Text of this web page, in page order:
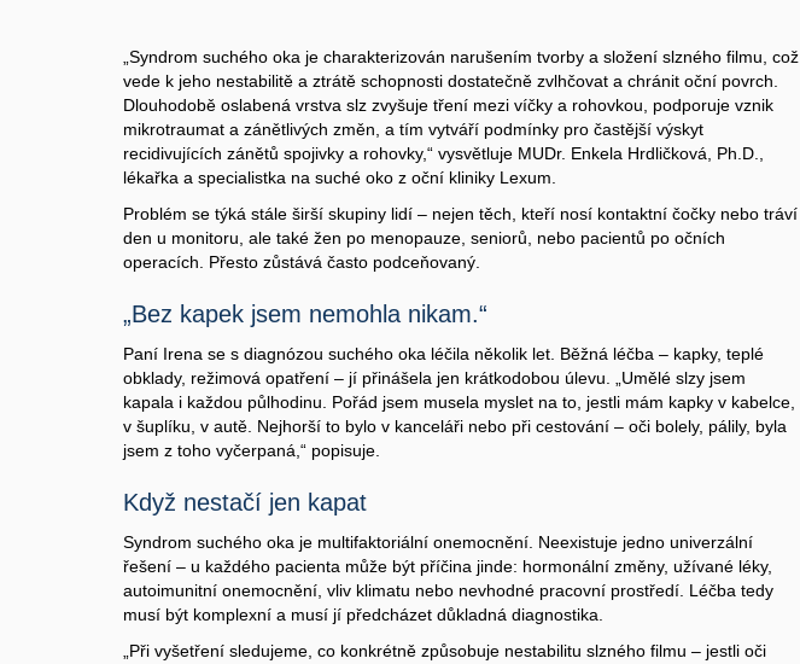
„Syndrom suchého oka je charakterizován narušením tvorby a složení slzného filmu, což
vede k jeho nestabilitě a ztrátě schopnosti dostatečně zvlhčovat a chránit oční povrch.
Dlouhodobě oslabená vrstva slz zvyšuje tření mezi víčky a rohovkou, podporuje vznik
mikrotraumat a zánětlivých změn, a tím vytváří podmínky pro častější výskyt
recidivujících zánětů spojivky a rohovky,“ vysvětluje MUDr. Enkela Hrdličková, Ph.D.,
lékařka a specialistka na suché oko z oční kliniky Lexum.
Problém se týká stále širší skupiny lidí – nejen těch, kteří nosí kontaktní čočky nebo tráví
den u monitoru, ale také žen po menopauze, seniorů, nebo pacientů po očních
operacích. Přesto zůstává často podceňovaný.
„Bez kapek jsem nemohla nikam.“
Paní Irena se s diagnózou suchého oka léčila několik let. Běžná léčba – kapky, teplé
obklady, režimová opatření – jí přinášela jen krátkodobou úlevu. „Umělé slzy jsem
kapala i každou půlhodinu. Pořád jsem musela myslet na to, jestli mám kapky v kabelce,
v šuplíku, v autě. Nejhorší to bylo v kanceláři nebo při cestování – oči bolely, pálily, byla
jsem z toho vyčerpaná,“ popisuje.
Když nestačí jen kapat
Syndrom suchého oka je multifaktoriální onemocnění. Neexistuje jedno univerzální
řešení – u každého pacienta může být příčina jinde: hormonální změny, užívané léky,
autoimunitní onemocnění, vliv klimatu nebo nevhodné pracovní prostředí. Léčba tedy
musí být komplexní a musí jí předcházet důkladná diagnostika.
„Při vyšetření sledujeme, co konkrétně způsobuje nestabilitu slzného filmu – jestli oči